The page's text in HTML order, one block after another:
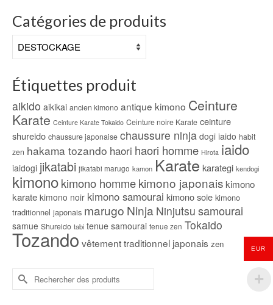
Catégories de produits
Étiquettes produit
aikido aikikai ancien kimono antique kimono Ceinture
Karate Ceinture Karate Tokaido Ceinture noire Karate ceinture
shureido chaussure japonaise chaussure ninja dogi iaido habit
zen hakama tozando haori haori homme Hirota iaido
iaidogi jikatabi jikatabi marugo kamon Karate karategi kendogi
kimonokimono hommekimono japonais kimono
karate kimono noir kimono samourai kimono soie kimono
traditionnel japonais marugo Ninja Ninjutsu samourai
samue Shureido tabi tenue samourai tenue zen Tokaido
Tozando vêtement traditionnel japonais zen
Rechercher :
EUR